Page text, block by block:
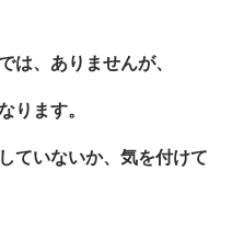
は、ありませんが、
ります。
ていないか、気を付けて